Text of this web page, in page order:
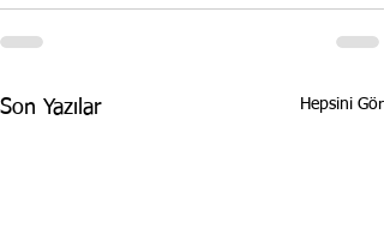
Son Yazılar Hepsini Gör